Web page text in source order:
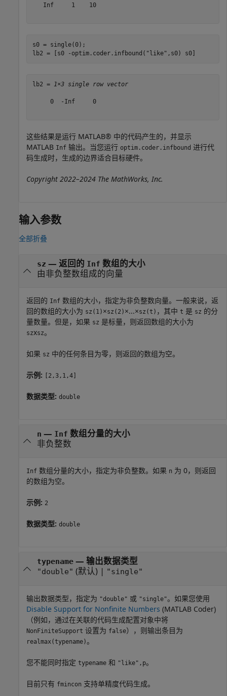
   Inf     1    10
s0 = single(0);
lb2 = [s0 -optim.coder.infbound( "like" ,s0) s0]
lb2 = 1×3 single row vector
     0  -Inf     0
这些结果是运行 MATLAB® 中的代码产生的，并显示
MATLAB Inf 输出。当您运行 optim.coder.infbound 进行代
码生成时，生成的边界适合目标硬件。
Copyright 2022–2024 The MathWorks, Inc.
输入参数
全部折叠
sz — 返回的 Inf 数组的大小
由非负整数组成的向量
返回的 Inf 数组的大小，指定为非负整数向量。一般来说，返
回的数组的大小为 sz(1) ×sz(2) ×...×sz(t) ，其中 t 是 sz 的分
量数量。但是，如果 sz 是标量，则返回数组的大小为
szxsz。
如果 sz 中的任何条目为零，则返回的数组为空。
示例: [2,3,1,4]
数据类型: double
n — Inf 数组分量的大小
非负整数
Inf 数组分量的大小，指定为非负整数。如果 n 为 0，则返回
的数组为空。
示例: 2
数据类型: double
typename— 输出数据类型
"double" (默认) | "single"
输出数据类型，指定为 "double" 或 "single"。如果您使用
Disable Support for Nonfinite Numbers (MATLAB Coder)
（例如，通过在关联的代码生成配置对象中将
NonFiniteSupport 设置为 false），则输出条目为
realmax(typename)。
您不能同时指定 typename 和 "like",p。
目前只有 fmincon 支持单精度代码生成。